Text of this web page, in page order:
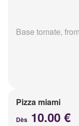
Base tomate,
Pizza miami
Dès 10.00 €